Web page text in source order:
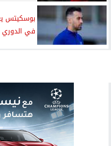
بوسكيتس
في الدوري